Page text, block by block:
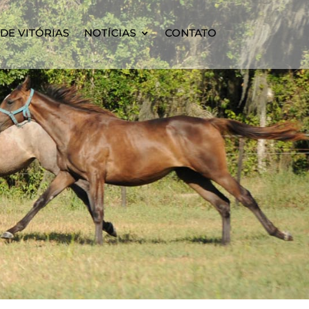
VITÓRIAS NOTÍCIAS CONTATO